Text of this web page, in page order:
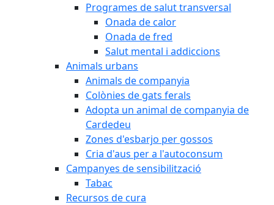
Programes de salut transversal
Onada de calor
Onada de fred
Salut mental i addiccions
Animals urbans
Animals de companyia
Colònies de gats ferals
Adopta un animal de companyia de
Cardedeu
Zones d'esbarjo per gossos
Cria d'aus per a l'autoconsum
Campanyes de sensibilització
Tabac
Recursos de cura